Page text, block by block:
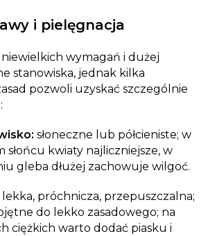
i pielęgnacja
niewielkich wymagań i dużej
stanowiska, jednak kilka
pozwoli uzyskać szczególnie
słoneczne lub półcieniste; w
słońcu kwiaty najliczniejsze, w
gleba dłużej zachowuje wilgoć.
lekka, próchnicza, przepuszczalna;
do lekko zasadowego; na
ciężkich warto dodać piasku i